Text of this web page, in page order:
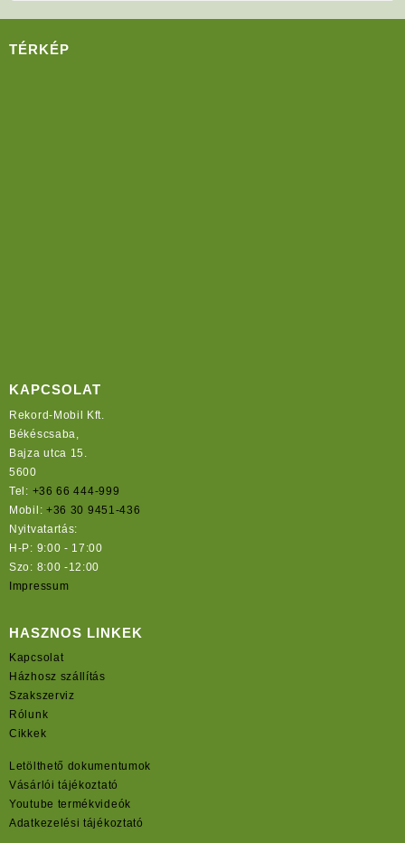
TÉRKÉP
KAPCSOLAT
Rekord-Mobil Kft.
Békéscsaba,
Bajza utca 15.
5600
Tel: +36 66 444-999
Mobil: +36 30 9451-436
Nyitvatartás:
H-P: 9:00 - 17:00
Szo: 8:00 -12:00
Impressum
HASZNOS LINKEK
Kapcsolat
Házhosz szállítás
Szakszerviz
Rólunk
Cikkek
Letölthető dokumentumok
Vásárlói tájékoztató
Youtube termékvideók
Adatkezelési tájékoztató